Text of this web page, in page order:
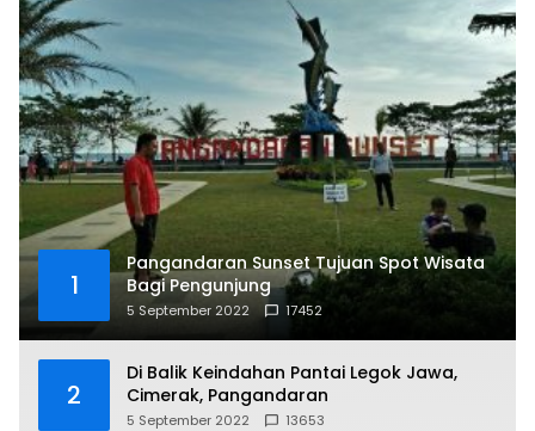
1
Pangandaran Sunset Tujuan Spot Wisata
Bagi Pengunjung
5 September 2022 17452
2
Di Balik Keindahan Pantai Legok Jawa,
Cimerak, Pangandaran
5 September 2022 13653